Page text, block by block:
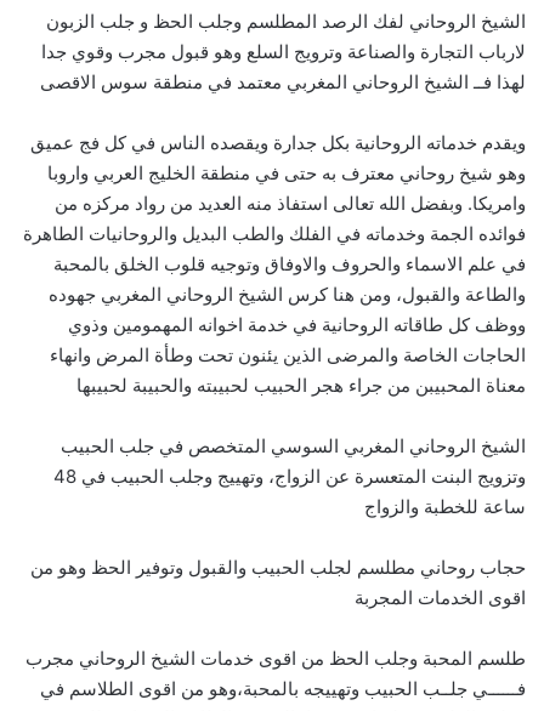
الشيخ الروحاني لفك الرصد المطلسم وجلب الحظ و جلب الزبون
لارباب التجارة والصناعة وترويج السلع وهو قبول مجرب وقوي جدا
لهذا فــ الشيخ الروحاني المغربي معتمد في منطقة سوس الاقصى
ويقدم خدماته الروحانية بكل جدارة ويقصده الناس في كل فج عميق
وهو شيخ روحاني معترف به حتى في منطقة الخليج العربي واروبا
وامريكا. وبفضل الله تعالى استفاذ منه العديد من رواد مركزه من
فوائده الجمة وخدماته في الفلك والطب البديل والروحانيات الطاهرة
في علم الاسماء والحروف والاوفاق وتوجيه قلوب الخلق بالمحبة
والطاعة والقبول، ومن هنا كرس الشيخ الروحاني المغربي جهوده
ووظف كل طاقاته الروحانية في خدمة اخوانه المهمومين وذوي
الحاجات الخاصة والمرضى الذين يئنون تحت وطأة المرض وانهاء
معناة المحبيبن من جراء هجر الحبيب لحبيبته والحبيبة لحبيبها
الشيخ الروحاني المغربي السوسي المتخصص في جلب الحبيب
وتزويج البنت المتعسرة عن الزواج، وتهييج وجلب الحبيب في 48
ساعة للخطبة والزواج
حجاب روحاني مطلسم لجلب الحبيب والقبول وتوفير الحظ وهو من
اقوى الخدمات المجربة
طلسم المحبة وجلب الحظ من اقوى خدمات الشيخ الروحاني مجرب
فــــــي جلــب الحبيب وتهييجه بالمحبة،وهو من اقوى الطلاسم في